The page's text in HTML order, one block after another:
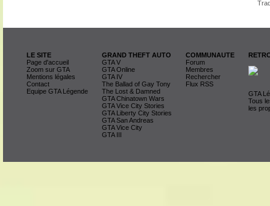
LE SITE
Page d'accueil
Zoom sur GTA
Mentions légales
Contact
Equipe GTA Légende
GRAND THEFT AUTO
GTA V
GTA Online
GTA IV
The Ballad of Gay Tony
The Lost & Damned
GTA Chinatown Wars
GTA Vice City Stories
GTA Liberty City Stories
GTA San Andreas
GTA Vice City
GTA III
COMMUNAUTE
Forum
Membres
Rechercher
Flux RSS
GTA
Tous
les